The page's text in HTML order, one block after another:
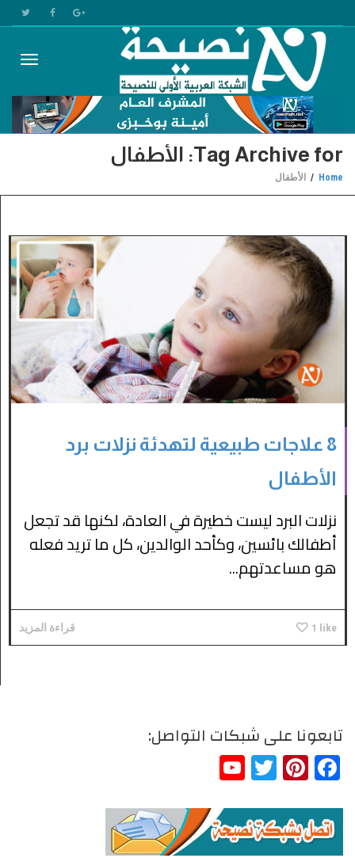
Tag Archive for: الأطفال
Home الأطفال
8 علاجات طبيعية لتهدئة نزلات برد
الأطفال
نزلات البرد ليست خطيرة في العادة، لكنها قد تجعل
أطفالك بائسين، وكأحد الوالدين، كل ما تريد فعله
هو مساعدتهم...
1 like قراءة المزيد
تابعونا على شبكات التواصل:
Facebook
Pinterest
Twitter